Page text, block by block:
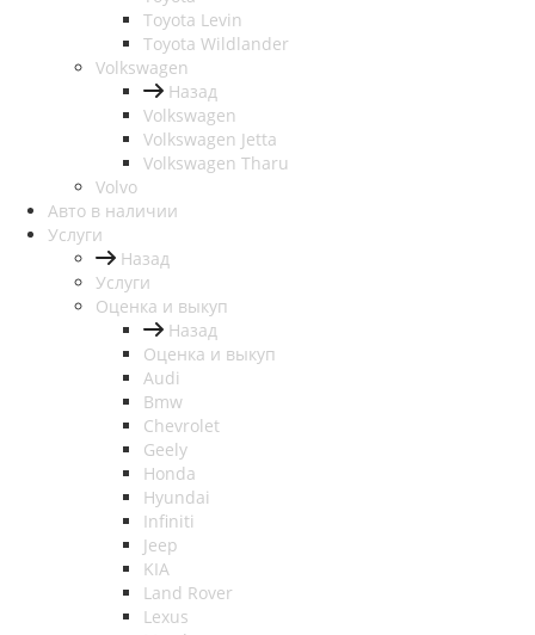
Toyota Levin
Toyota Wildlander
Volkswagen
Назад
Volkswagen
Volkswagen Jetta
Volkswagen Tharu
Volvo
Авто в наличии
Услуги
Назад
Услуги
Оценка и выкуп
Назад
Оценка и выкуп
Audi
Bmw
Chevrolet
Geely
Honda
Hyundai
Infiniti
Jeep
KIA
Land Rover
Lexus